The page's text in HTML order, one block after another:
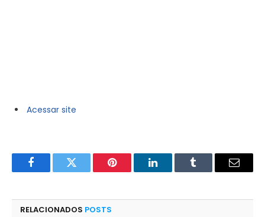
Acessar site
FacebookTwitter Pinterest LinkedInTumblr
E-
RELACIONADOS POSTS